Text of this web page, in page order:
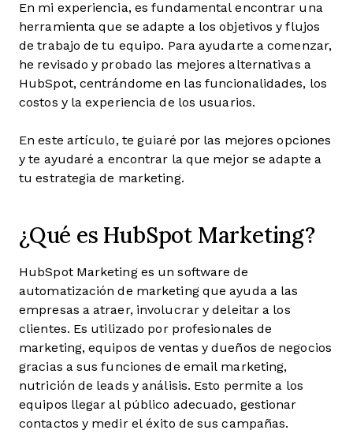
En mi experiencia, es fundamental encontrar una
herramienta que se adapte a los objetivos y flujos
de trabajo de tu equipo. Para ayudarte a comenzar,
he revisado y probado las mejores alternativas a
HubSpot, centrándome en las funcionalidades, los
costos y la experiencia de los usuarios.
En este artículo, te guiaré por las mejores opciones
y te ayudaré a encontrar la que mejor se adapte a
tu estrategia de marketing.
¿Qué es HubSpot Marketing?
HubSpot Marketing es un software de
automatización de marketing que ayuda a las
empresas a atraer, involucrar y deleitar a los
clientes. Es utilizado por profesionales de
marketing, equipos de ventas y dueños de negocios
gracias a sus funciones de email marketing,
nutrición de leads y análisis. Esto permite a los
equipos llegar al público adecuado, gestionar
contactos y medir el éxito de sus campañas.